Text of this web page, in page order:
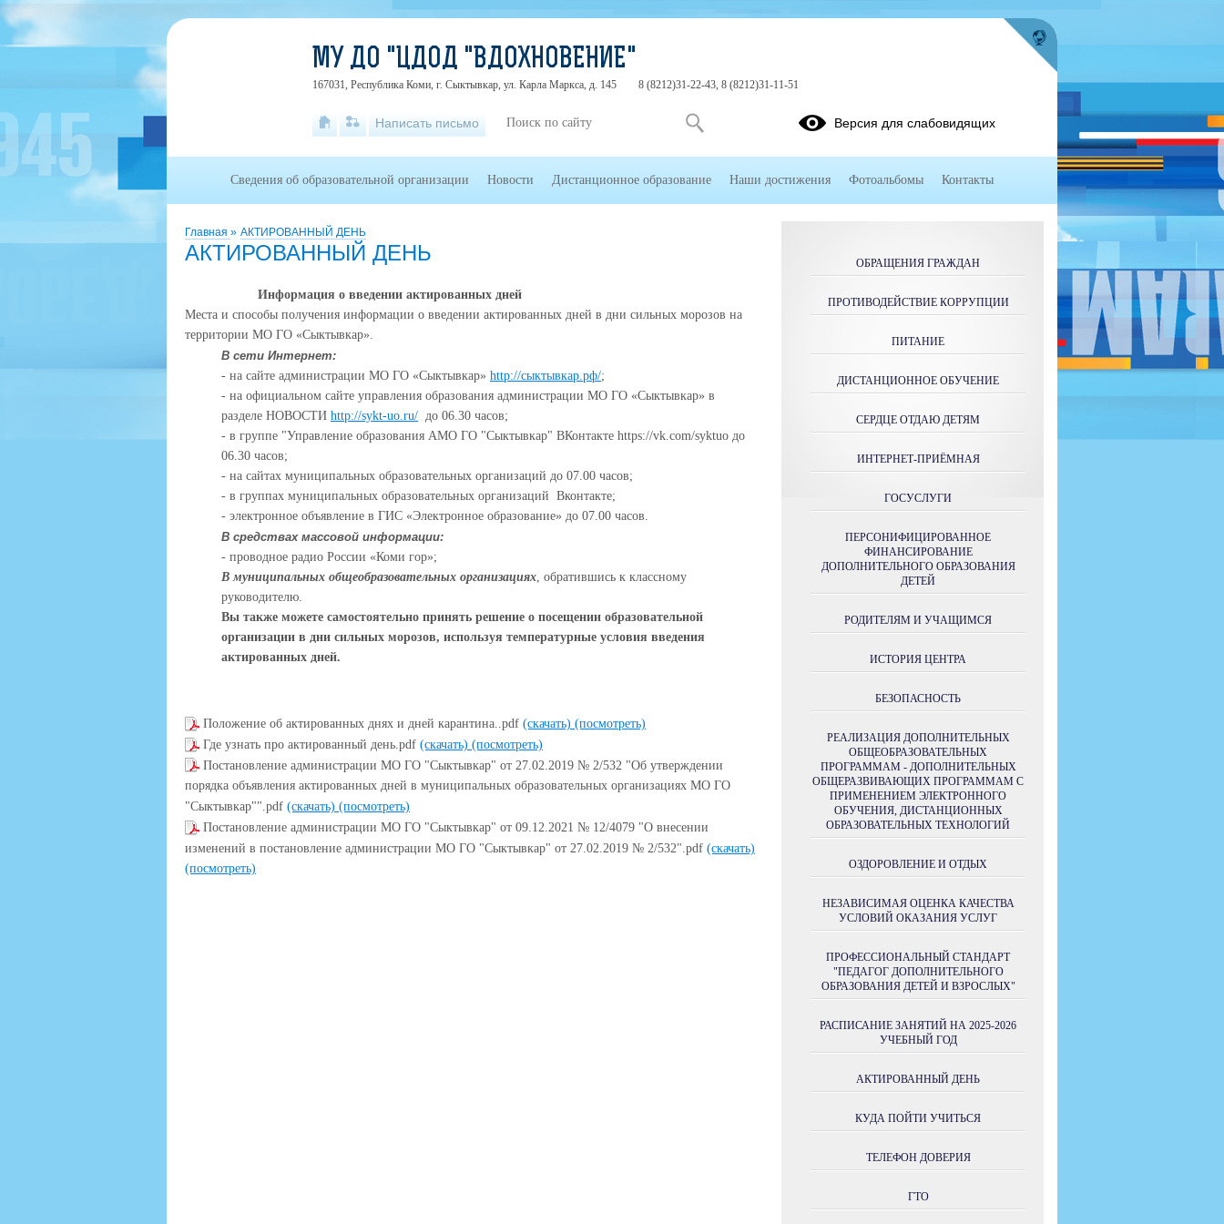
Главная » АКТИРОВАННЫЙ ДЕНЬ
АКТИРОВАННЫЙ ДЕНЬ
Информация о введении актированных дней
Места и способы получения информации о введении актированных дней в дни сильных морозов на
территории МО ГО «Сыктывкар».
В сети Интернет:
- на сайте администрации МО ГО «Сыктывкар» http://сыктывкар.рф/;
- на официальном сайте управления образования администрации МО ГО «Сыктывкар» в
разделе НОВОСТИ http://sykt-uo.ru/ до 06.30 часов;
- в группе "Управление образования АМО ГО "Сыктывкар" ВКонтакте https://vk.com/syktuo до
06.30 часов;
- на сайтах муниципальных образовательных организаций до 07.00 часов;
- в группах муниципальных образовательных организаций Вконтакте;
- электронное объявление в ГИС «Электронное образование» до 07.00 часов.
В средствах массовой информации:
- проводное радио России «Коми гор»;
В муниципальных общеобразовательных организациях, обратившись к классному
руководителю.
Вы также можете самостоятельно принять решение о посещении образовательной
организации в дни сильных морозов, используя температурные условия введения
актированных дней.
Положение об актированных днях и дней карантина..pdf (скачать) (посмотреть)
Где узнать про актированный день.pdf (скачать) (посмотреть)
Постановление администрации МО ГО "Сыктывкар" от 27.02.2019 № 2/532 "Об утверждении
порядка объявления актированных дней в муниципальных образовательных организациях МО ГО
"Сыктывкар"".pdf (скачать) (посмотреть)
Постановление администрации МО ГО "Сыктывкар" от 09.12.2021 № 12/4079 "О внесении
изменений в постановление администрации МО ГО "Сыктывкар" от 27.02.2019 № 2/532".pdf (скачать)
(посмотреть)
ОБРАЩЕНИЯ ГРАЖДАН
ПРОТИВОДЕЙСТВИЕ КОРРУПЦИИ
ПИТАНИЕ
ДИСТАНЦИОННОЕ ОБУЧЕНИЕ
СЕРДЦЕ ОТДАЮ ДЕТЯМ
ИНТЕРНЕТ-ПРИЁМНАЯ
ГОСУСЛУГИ
ПЕРСОНИФИЦИРОВАННОЕ
ФИНАНСИРОВАНИЕ
ДОПОЛНИТЕЛЬНОГО ОБРАЗОВАНИЯ
ДЕТЕЙ
РОДИТЕЛЯМ И УЧАЩИМСЯ
ИСТОРИЯ ЦЕНТРА
БЕЗОПАСНОСТЬ
РЕАЛИЗАЦИЯ ДОПОЛНИТЕЛЬНЫХ
ОБЩЕОБРАЗОВАТЕЛЬНЫХ
ПРОГРАММАМ - ДОПОЛНИТЕЛЬНЫХ
ОБЩЕРАЗВИВАЮЩИХ ПРОГРАММАМ С
ПРИМЕНЕНИЕМ ЭЛЕКТРОННОГО
ОБУЧЕНИЯ, ДИСТАНЦИОННЫХ
ОБРАЗОВАТЕЛЬНЫХ ТЕХНОЛОГИЙ
ОЗДОРОВЛЕНИЕ И ОТДЫХ
НЕЗАВИСИМАЯ ОЦЕНКА КАЧЕСТВА
УСЛОВИЙ ОКАЗАНИЯ УСЛУГ
ПРОФЕССИОНАЛЬНЫЙ СТАНДАРТ
"ПЕДАГОГ ДОПОЛНИТЕЛЬНОГО
ОБРАЗОВАНИЯ ДЕТЕЙ И ВЗРОСЛЫХ"
РАСПИСАНИЕ ЗАНЯТИЙ НА 2025-2026
УЧЕБНЫЙ ГОД
АКТИРОВАННЫЙ ДЕНЬ
КУДА ПОЙТИ УЧИТЬСЯ
ТЕЛЕФОН ДОВЕРИЯ
ГТО
МУ ДО "ЦДОД "ВДОХНОВЕНИЕ"
167031, Республика Коми, г. Сыктывкар, ул. Карла Маркса, д. 145 8 (8212)31-22-43, 8 (8212)31-11-51
Написать письмо Версия для слабовидящих
Сведения об образовательной организации Новости Дистанционное образование Наши достижения Фотоальбомы Контакты